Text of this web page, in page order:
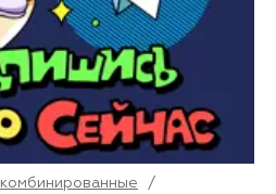
комбинированные
/